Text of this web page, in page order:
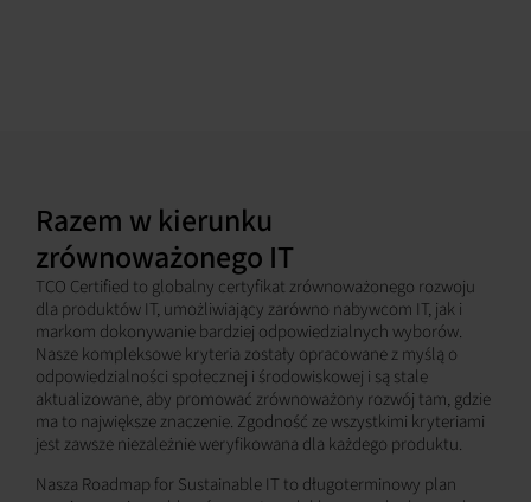
Razem w kierunku
zrównoważonego IT
TCO Certified to globalny certyfikat zrównoważonego rozwoju
dla produktów IT, umożliwiający zarówno nabywcom IT, jak i
markom dokonywanie bardziej odpowiedzialnych wyborów.
Nasze kompleksowe kryteria zostały opracowane z myślą o
odpowiedzialności społecznej i środowiskowej i są stale
aktualizowane, aby promować zrównoważony rozwój tam, gdzie
ma to największe znaczenie. Zgodność ze wszystkimi kryteriami
jest zawsze niezależnie weryfikowana dla każdego produktu.
Nasza Roadmap for Sustainable IT to długoterminowy plan